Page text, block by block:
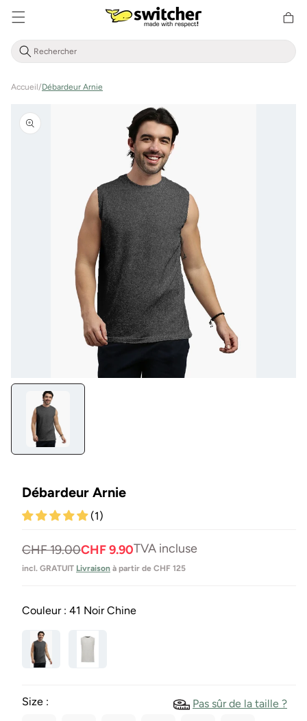
directement
d'achat
Accueil/Débardeur Arnie
l'information
sur le
Ouvrir
modal
Débardeur Arnie
(1)
Prix
CHF 19.00
Prix
CHF 9.90TVA incluse
incl. GRATUIT Livraison à partir de CHF 125
Couleur : 41 Noir Chine
Size : Pas sûr de la taille ?